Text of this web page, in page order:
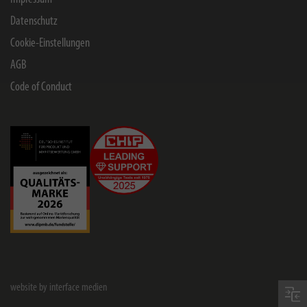
Datenschutz
Cookie-Einstellungen
AGB
Code of Conduct
website by interface medien